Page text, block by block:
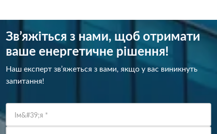
Зв’яжіться з нами, щоб отримати
ваше енергетичне рішення!
Наш експерт зв’яжеться з вами, якщо у вас виникнуть
запитання!
Ім&#39;я *